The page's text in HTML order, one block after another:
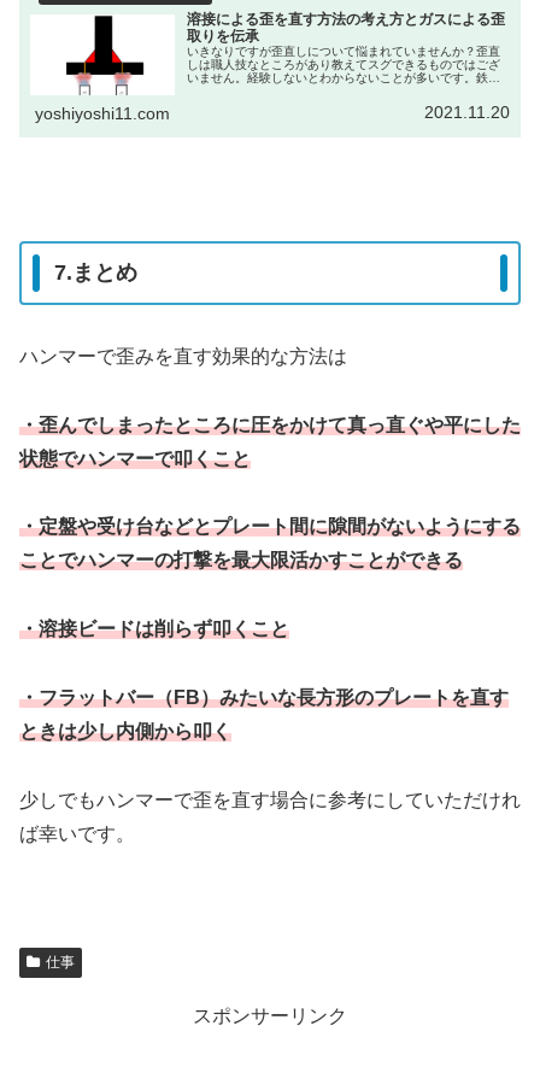
溶接による歪を直す方法の考え方とガスによる歪
取りを伝承
いきなりですが歪直しについて悩まれていませんか？歪直
しは職人技なところがあり教えてスグできるものではござ
いません。経験しないとわからないことが多いです。鉄工
yoshiyoshi11.com 2021.11.20
7.まとめ
ハンマーで歪みを直す効果的な方法は
・歪んでしまったところに圧をかけて真っ直ぐや平にした
状態でハンマーで叩くこと
・定盤や受け台などとプレート間に隙間がないようにする
ことでハンマーの打撃を最大限活かすことができる
・溶接ビードは削らず叩くこと
・フラットバー（FB）みたいな長方形のプレートを直す
ときは少し内側から叩く
少しでもハンマーで歪を直す場合に参考にしていただけれ
ば幸いです。
仕事
スポンサーリンク